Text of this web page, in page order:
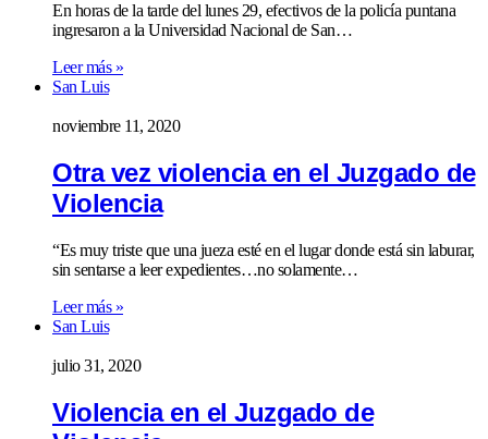
En horas de la tarde del lunes 29, efectivos de la policía puntana
ingresaron a la Universidad Nacional de San…
Leer más »
San Luis
noviembre 11, 2020
Otra vez violencia en el Juzgado de
Violencia
“Es muy triste que una jueza esté en el lugar donde está sin laburar,
sin sentarse a leer expedientes…no solamente…
Leer más »
San Luis
julio 31, 2020
Violencia en el Juzgado de